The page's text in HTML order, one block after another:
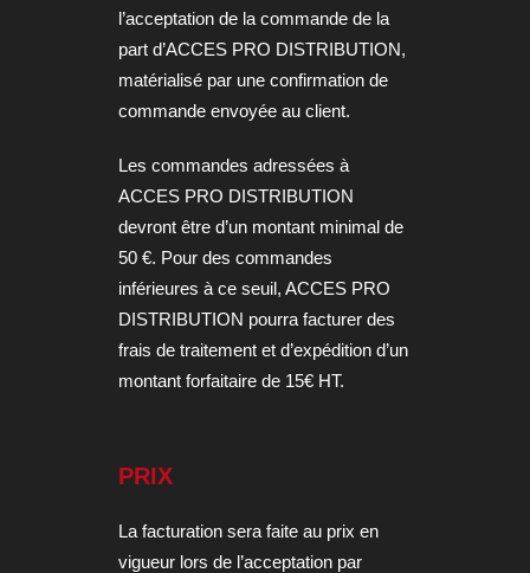
l’acceptation de la commande de la
part d’ACCES PRO DISTRIBUTION,
matérialisé par une confirmation de
commande envoyée au client.
Les commandes adressées à
ACCES PRO DISTRIBUTION
devront être d’un montant minimal de
50 €. Pour des commandes
inférieures à ce seuil, ACCES PRO
DISTRIBUTION pourra facturer des
frais de traitement et d’expédition d’un
montant forfaitaire de 15€ HT.
PRIX
La facturation sera faite au prix en
vigueur lors de l’acceptation par